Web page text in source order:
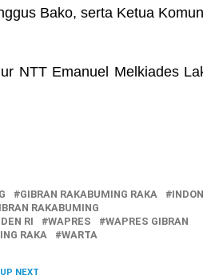
Bako, serta Ketua
NTT Emanuel Melkiades
GIBRAN RAKABUMING RAKA
RAKABUMING
RI WAPRES
WAPRES GIBRAN
RAKA WARTA
UP NEXT